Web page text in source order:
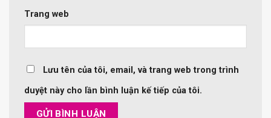
Trang web
Lưu tên của tôi, email, và trang web trong trình
duyệt này cho lần bình luận kế tiếp của tôi.